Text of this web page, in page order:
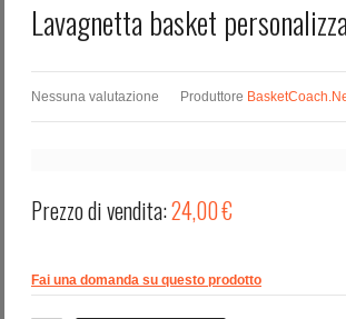
Lavagnetta basket
Nessuna valutazione Produttore
Prezzo di vendita:24,00 €
Fai una domanda su questo prodotto